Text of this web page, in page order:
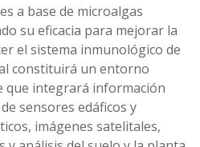
a base de microalgas
su eficacia para mejorar la
el sistema inmunológico de
constituirá un entorno
que integrará información
sensores edáficos y
imágenes satelitales,